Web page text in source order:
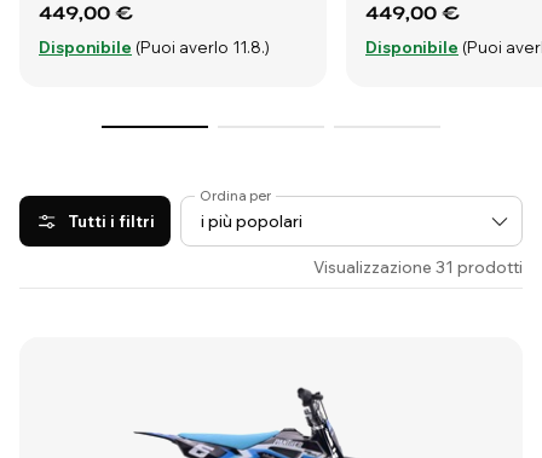
449,00 €
Disponibile (Puoi averlo 11.8.)
449,00 €
Disponibile (Puoi
Tutti i filtri
Ordina per
Visualizzazione 31 prodotti